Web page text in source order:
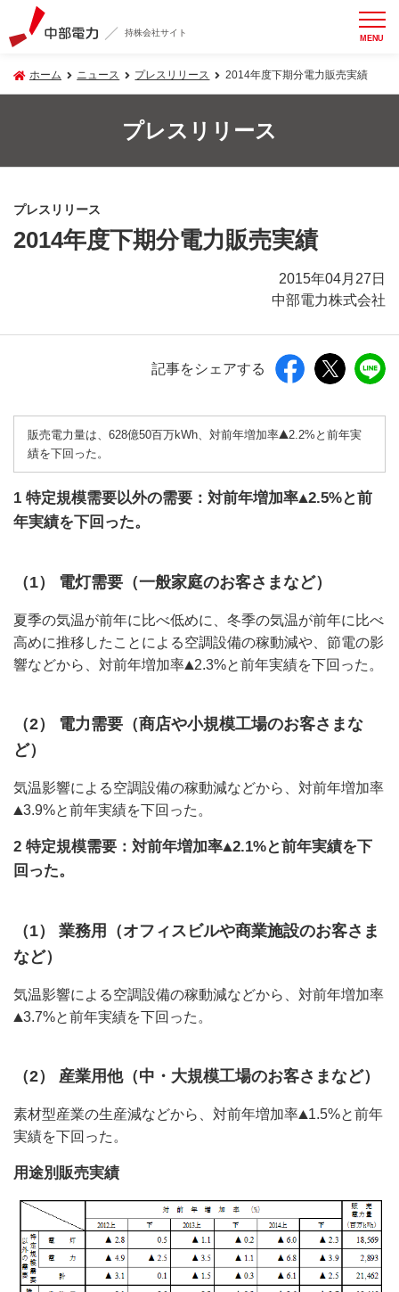
持株会社サイト MENU
ホーム ニュース プレスリリース 2014年度下期分電力販売実績
プレスリリース
プレスリリース
2014年度下期分電力販売実績
2015年04月27日
中部電力株式会社
記事をシェアする
販売電力量は、628億50百万kWh、対前年増加率
2.2%と前年実
績を下回った。
1 特定規模需要以外の需要：対前年増加率 2.5%と前
年実績を下回った。
（1） 電灯需要（一般家庭のお客さまなど）
夏季の気温が前年に比べ低めに、冬季の気温が前年に比べ
高めに推移したことによる空調設備の稼動減や、節電の影
響などから、対前年増加率
2.3%と前年実績を下回った。
（2） 電力需要（商店や小規模工場のお客さまな
ど）
気温影響による空調設備の稼動減などから、対前年増加率
3.9%と前年実績を下回った。
2 特定規模需要：対前年増加率 2.1%と前年実績を下
回った。
（1） 業務用（オフィスビルや商業施設のお客さま
など）
気温影響による空調設備の稼動減などから、対前年増加率
3.7%と前年実績を下回った。
（2） 産業用他（中・大規模工場のお客さまなど）
素材型産業の生産減などから、対前年増加率
1.5%と前年
実績を下回った。
用途別販売実績